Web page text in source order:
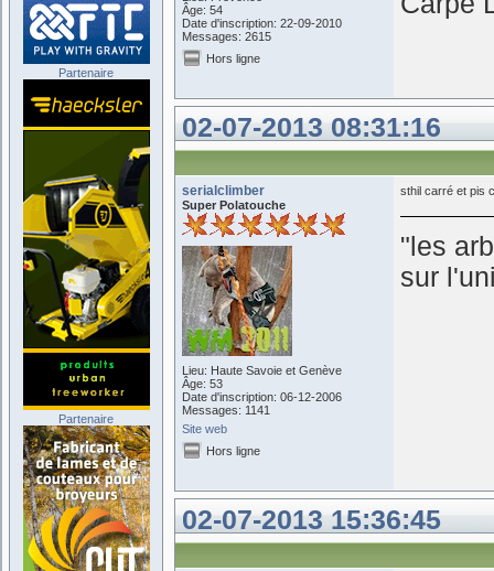
Âge: 54
Date d'inscription: 22-09-2010
Messages: 2615
Hors ligne
02-07-2013 08:31:16
serialclimber
Super Polatouche
Lieu: Haute Savoie et Genève
Âge: 53
Date d'inscription: 06-12-2006
Messages: 1141
Site web
sthil carré et pis
"les
sur
Hors ligne
02-07-2013 15:36:45
Partenaire
Partenaire